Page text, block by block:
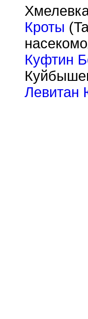
Кроты
Куфтин
Левитан